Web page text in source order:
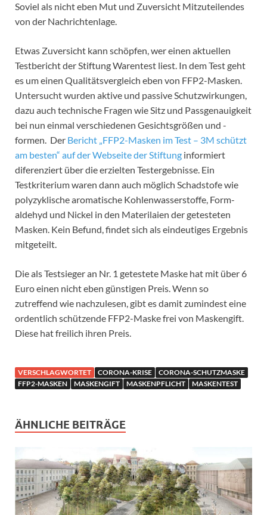
Soviel als nicht eben Mut und Zuversicht Mitzuteilendes
von der Nachrichtenlage.
Etwas Zuversicht kann schöpfen, wer einen aktuellen
Testbericht der Stiftung Warentest liest. In dem Test geht
es um einen Qualitätsvergleich eben von FFP2-Masken.
Untersucht wurden aktive und passive Schutzwirkungen,
dazu auch technische Fragen wie Sitz und Passgenauigkeit
bei nun einmal verschiedenen Gesichtsgrößen und -
formen. Der Bericht „FFP2-Masken im Test – 3M schützt
am besten“ auf der Webseite der Stiftung informiert
diferenziert über die erzielten Testergebnisse. Ein
Testkriterium waren dann auch möglich Schadstofe wie
poly­zyklische aromatische Kohlen­wasser­stoffe, Form­
aldehyd und Nickel in den Materilaien der getesteten
Masken. Kein Befund, findet sich als eindeutiges Ergebnis
mitgeteilt.
Die als Testsieger an Nr. 1 getestete Maske hat mit über 6
Euro einen nicht eben günstigen Preis. Wenn so
zutreffend wie nachzulesen, gibt es damit zumindest eine
ordentlich schützende FFP2-Maske frei von Maskengift.
Diese hat freilich ihren Preis.
VERSCHLAGWORTET CORONA-KRISE
CORONA-SCHUTZMASKE
FFP2-MASKEN
MASKENGIFT MASKENPFLICHT MASKENTEST
ÄHNLICHE BEITRÄGE